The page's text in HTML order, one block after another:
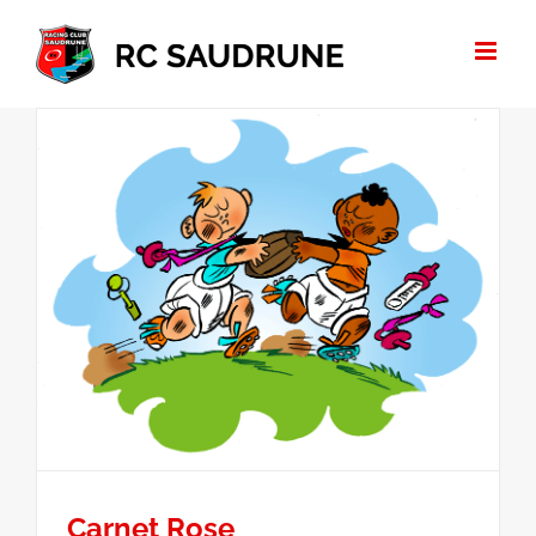
Passer
contenu
Carnet Rose